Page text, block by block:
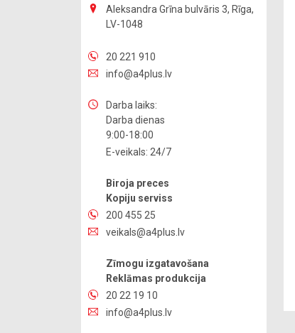
Aleksandra Grīna bulvāris 3, Rīga,
LV-1048
20 221 910
info@a4plus.lv
Darba laiks:
Darba dienas
9:00-18:00
E-veikals: 24/7
Biroja preces
Kopiju serviss
200 455 25
veikals@a4plus.lv
Zīmogu izgatavošana
Reklāmas produkcija
20 22 19 10
info@a4plus.lv